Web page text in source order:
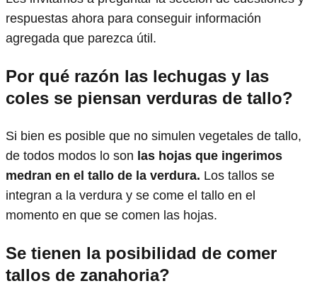
respuestas ahora para conseguir información
agregada que parezca útil.
Por qué razón las lechugas y las
coles se piensan verduras de tallo?
Si bien es posible que no simulen vegetales de tallo,
de todos modos lo son las hojas que ingerimos
medran en el tallo de la verdura. Los tallos se
integran a la verdura y se come el tallo en el
momento en que se comen las hojas.
Se tienen la posibilidad de comer
tallos de zanahoria?